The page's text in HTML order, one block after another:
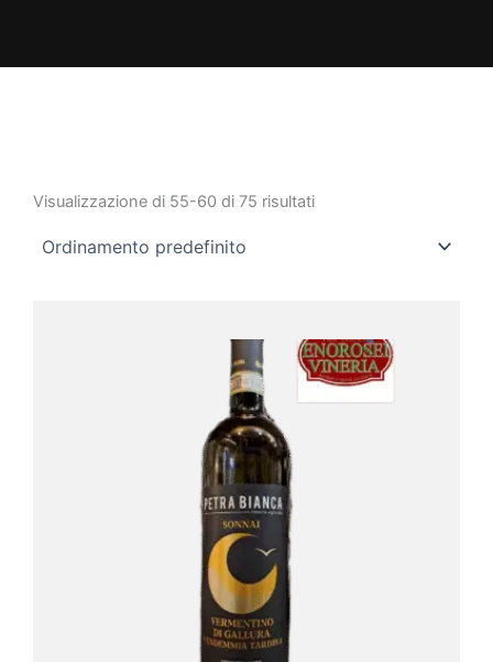
Visualizzazione di 55-60 di 75 risultati